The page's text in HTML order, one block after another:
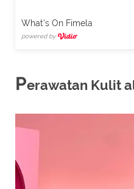
What's On Fimela
powered by
Perawatan Kulit